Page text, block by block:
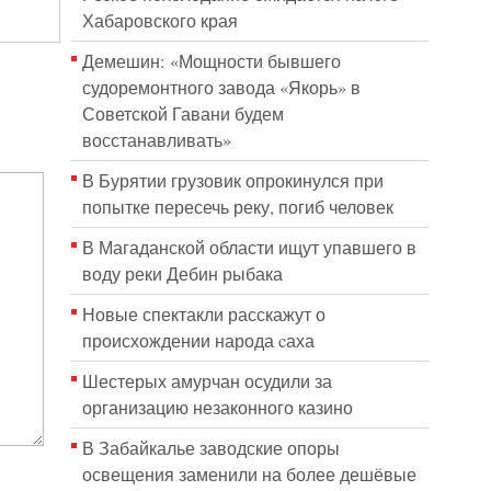
Хабаровского края
Демешин: «Мощности бывшего
судоремонтного завода «Якорь» в
Советской Гавани будем
восстанавливать»
В Бурятии грузовик опрокинулся при
попытке пересечь реку, погиб человек
В Магаданской области ищут упавшего в
воду реки Дебин рыбака
Новые спектакли расскажут о
происхождении народа cаха
Шестерых амурчан осудили за
организацию незаконного казино
В Забайкалье заводские опоры
освещения заменили на более дешёвые